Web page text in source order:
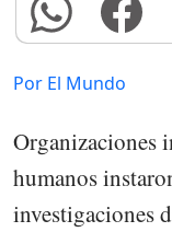
Por El Mundo
Organizaciones
humanos
investigaciones